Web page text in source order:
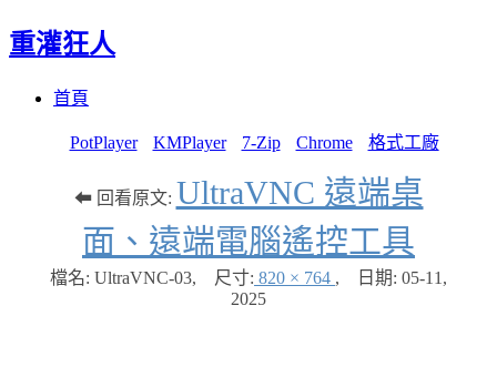
重灌狂人
首頁
PotPlayer KMPlayer 7-Zip Chrome 格式工廠
⬅ 回看原文: UltraVNC 遠端桌
面、遠端電腦遙控工具
檔名: UltraVNC-03, 尺寸: 820 × 764 , 日期: 05-11,
2025